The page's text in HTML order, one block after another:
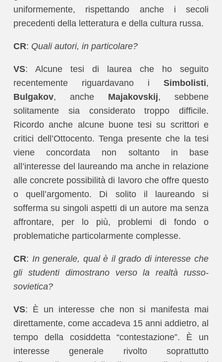
uniformemente, rispettando anche i secoli
precedenti della letteratura e della cultura russa.
CR: Quali autori, in particolare?
VS: Alcune tesi di laurea che ho seguito
recentemente riguardavano i Simbolisti,
Bulgakov, anche Majakovskij, sebbene
solitamente sia considerato troppo difficile.
Ricordo anche alcune buone tesi su scrittori e
critici dell’Ottocento. Tenga presente che la tesi
viene concordata non soltanto in base
all’interesse del laureando ma anche in relazione
alle concrete possibilità di lavoro che offre questo
o quell’argomento. Di solito il laureando si
sofferma su singoli aspetti di un autore ma senza
affrontare, per lo più, problemi di fondo o
problematiche particolarmente complesse.
CR: In generale, qual è il grado di interesse che
gli studenti dimostrano verso la realtà russo-
sovietica?
VS: È un interesse che non si manifesta mai
direttamente, come accadeva 15 anni addietro, al
tempo della cosiddetta “contestazione”. È un
interesse generale rivolto soprattutto